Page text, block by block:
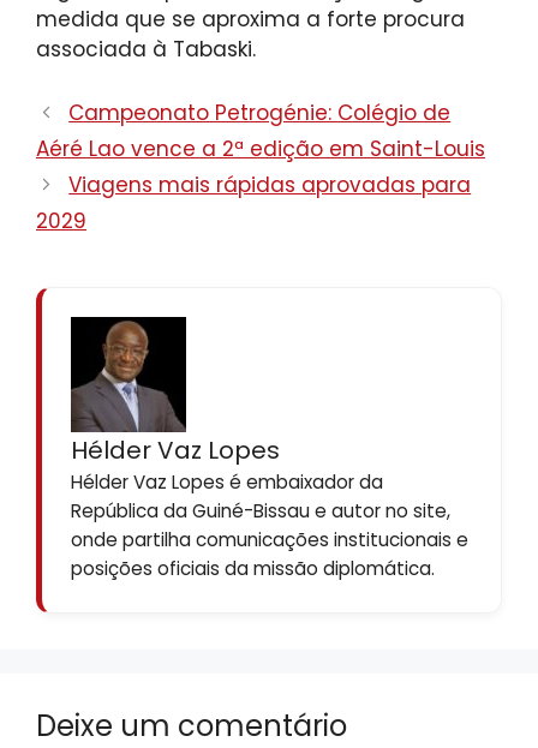
medida que se aproxima a forte procura
associada à Tabaski.
Campeonato Petrogénie: Colégio de
Aéré Lao vence a 2ª edição em Saint-Louis
Viagens mais rápidas aprovadas para
2029
Hélder Vaz Lopes
Hélder Vaz Lopes é embaixador da
República da Guiné-Bissau e autor no site,
onde partilha comunicações institucionais e
posições oficiais da missão diplomática.
Deixe um comentário